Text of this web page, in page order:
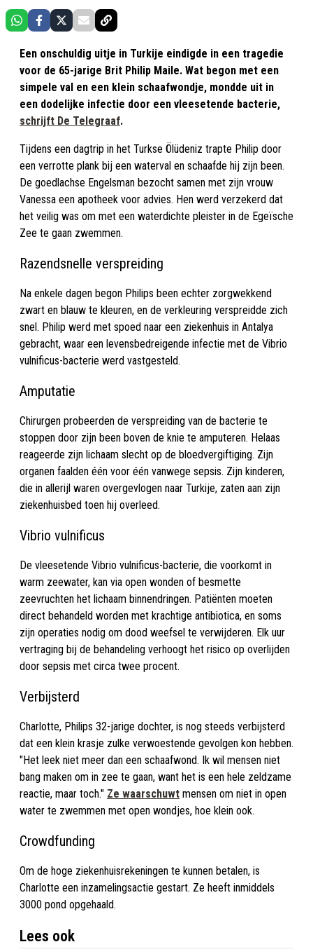
Een onschuldig uitje in Turkije eindigde in een tragedie
voor de 65-jarige Brit Philip Maile. Wat begon met een
simpele val en een klein schaafwondje, mondde uit in
een dodelijke infectie door een vleesetende bacterie,
schrijft De Telegraaf.
Tijdens een dagtrip in het Turkse Ölüdeniz trapte Philip door
een verrotte plank bij een waterval en schaafde hij zijn been.
De goedlachse Engelsman bezocht samen met zijn vrouw
Vanessa een apotheek voor advies. Hen werd verzekerd dat
het veilig was om met een waterdichte pleister in de Egeïsche
Zee te gaan zwemmen.
Razendsnelle verspreiding
Na enkele dagen begon Philips been echter zorgwekkend
zwart en blauw te kleuren, en de verkleuring verspreidde zich
snel. Philip werd met spoed naar een ziekenhuis in Antalya
gebracht, waar een levensbedreigende infectie met de Vibrio
vulnificus-bacterie werd vastgesteld.
Amputatie
Chirurgen probeerden de verspreiding van de bacterie te
stoppen door zijn been boven de knie te amputeren. Helaas
reageerde zijn lichaam slecht op de bloedvergiftiging. Zijn
organen faalden één voor één vanwege sepsis. Zijn kinderen,
die in allerijl waren overgevlogen naar Turkije, zaten aan zijn
ziekenhuisbed toen hij overleed.
Vibrio vulnificus
De vleesetende Vibrio vulnificus-bacterie, die voorkomt in
warm zeewater, kan via open wonden of besmette
zeevruchten het lichaam binnendringen. Patiënten moeten
direct behandeld worden met krachtige antibiotica, en soms
zijn operaties nodig om dood weefsel te verwijderen. Elk uur
vertraging bij de behandeling verhoogt het risico op overlijden
door sepsis met circa twee procent.
Verbijsterd
Charlotte, Philips 32-jarige dochter, is nog steeds verbijsterd
dat een klein krasje zulke verwoestende gevolgen kon hebben.
"Het leek niet meer dan een schaafwond. Ik wil mensen niet
bang maken om in zee te gaan, want het is een hele zeldzame
reactie, maar toch." Ze waarschuwt mensen om niet in open
water te zwemmen met open wondjes, hoe klein ook.
Crowdfunding
Om de hoge ziekenhuisrekeningen te kunnen betalen, is
Charlotte een inzamelingsactie gestart. Ze heeft inmiddels
3000 pond opgehaald.
Lees ook